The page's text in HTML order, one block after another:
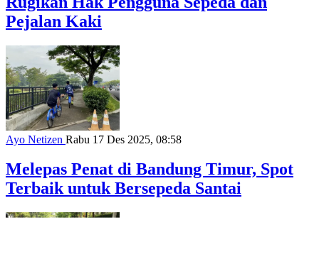
Pejalan Kaki
Ayo Netizen Rabu 17 Des 2025, 08:58
Melepas Penat di Bandung Timur, Spot
Terbaik untuk Bersepeda Santai